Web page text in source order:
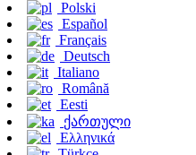
Polski
Español
Français
Deutsch
Italiano
Română
Eesti
ქართული
Ελληνικά